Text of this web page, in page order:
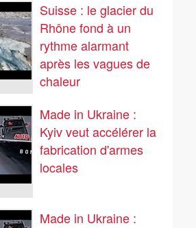
Suisse : le glacier du
Rhône fond à un
rythme alarmant
après les vagues de
chaleur
Made in Ukraine :
Kyiv veut accélérer la
fabrication d'armes
locales
Made in Ukraine :